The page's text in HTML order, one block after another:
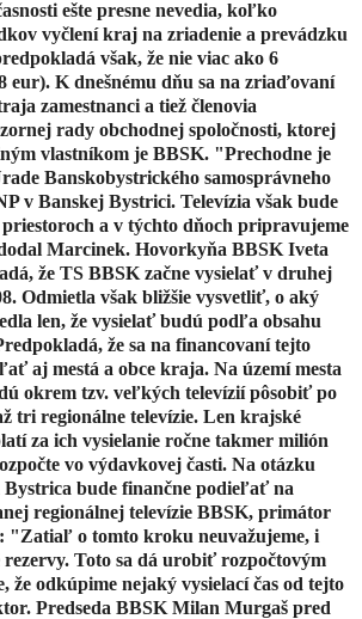
ešte presne nevedia, koľko
vyčlení kraj na zriadenie a prevádzku
však, že nie viac ako 6
eur). K dnešnému dňu sa na zriaďovaní
zamestnanci a tiež členovia
rady obchodnej spoločnosti, ktorej
vlastníkom je BBSK. "Prechodne je
Banskobystrického samosprávneho
v Banskej Bystrici. Televízia však bude
a v týchto dňoch pripravujeme
Marcinek. Hovorkyňa BBSK Iveta
že TS BBSK začne vysielať v druhej
Odmietla však bližšie vysvetliť, o aký
len, že vysielať budú podľa obsahu
že sa na financovaní tejto
aj mestá a obce kraja. Na území mesta
okrem tzv. veľkých televízií pôsobiť po
tri regionálne televízie. Len krajské
za ich vysielanie ročne takmer milión
vo výdavkovej časti. Na otázku
Bystrica bude finančne podieľať na
regionálnej televízie BBSK, primátor
"Zatiaľ o tomto kroku neuvažujeme, i
Toto sa dá urobiť rozpočtovým
že odkúpime nejaký vysielací čas od tejto
Predseda BBSK Milan Murgaš pred